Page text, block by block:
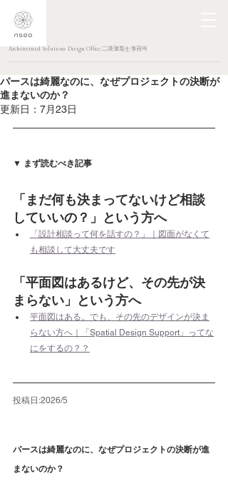
Architectural Solutions Design Office/二級建築士事務所
パースは綺麗なのに、なぜプロジェクトの決断が
進まないのか？
更新日： 7月23日
▼ まず読むべき記事
「まだ何も決まってないけど相談
していいの？」という方へ
「設計相談って何を話すの？」｜図面がなくて
も相談して大丈夫です
「平面図はあるけど、その先が決
まらない」という方へ
平面図はある。でも、その先のデザインが決ま
らない方へ｜「Spatial Design Support」ってな
にをするの？？
投稿日:2026/5
パースは綺麗なのに、なぜプロジェクトの決断が進
まないのか？